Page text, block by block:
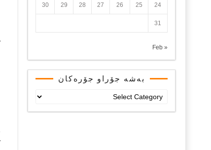
24
25
26
27
28
29
30
31
« Feb
بەشە جۆراو جۆرەکان
جۆرەکان